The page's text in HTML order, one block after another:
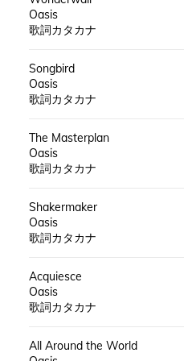
Oasis
歌詞カタカナ
Songbird
Oasis
歌詞カタカナ
The Masterplan
Oasis
歌詞カタカナ
Shakermaker
Oasis
歌詞カタカナ
Acquiesce
Oasis
歌詞カタカナ
All Around the World